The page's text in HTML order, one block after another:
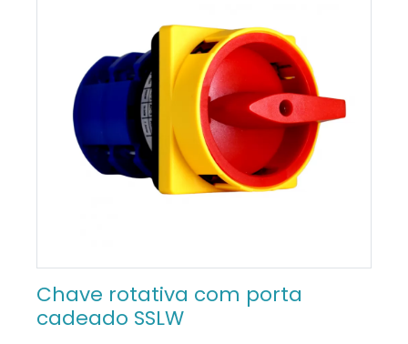
Chave rotativa com porta
cadeado SSLW